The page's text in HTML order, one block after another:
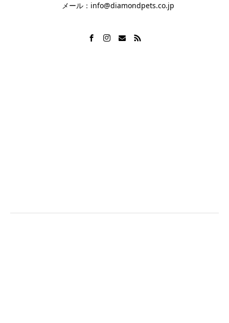
メール：info@diamondpets.co.jp